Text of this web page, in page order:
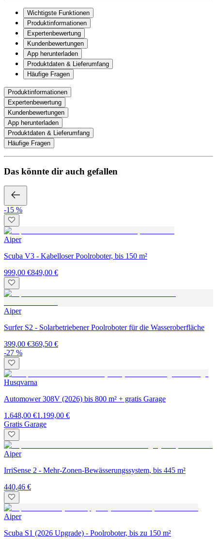
Wichtigste Funktionen
Produktinformationen
Expertenbewertung
Kundenbewertungen
App herunterladen
Produktdaten & Lieferumfang
Häufige Fragen
Produktinformationen
Expertenbewertung
Kundenbewertungen
App herunterladen
Produktdaten & Lieferumfang
Häufige Fragen
Das könnte dir auch gefallen
-15 %
Aiper
Scuba V3 - Kabelloser Poolroboter, bis 150 m²
999,00 €849,00 €
Aiper
Surfer S2 - Solarbetriebener Poolroboter für die Wasseroberfläche
399,00 €369,50 €
-27 %
Husqvarna
Automower 308V (2026) bis 800 m² + gratis Garage
1.648,00 €1.199,00 €
Gratis Garage
Aiper
IrriSense 2 - Mehr-Zonen-Bewässerungssystem, bis 445 m²
440,46 €
Aiper
Scuba S1 (2026 Upgrade) - Poolroboter, bis zu 150 m²